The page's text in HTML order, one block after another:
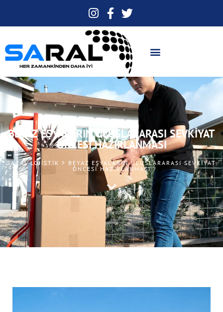
BEYAZ EŞYALARIN ULUSLARARASI SEVKIYAT
ÖNCESI HAZIRLANMASI
SARAL LOJISTIK > BEYAZ EŞYALARIN ULUSLARARASI SEVKIYAT
ÖNCESI HAZIRLANMASI